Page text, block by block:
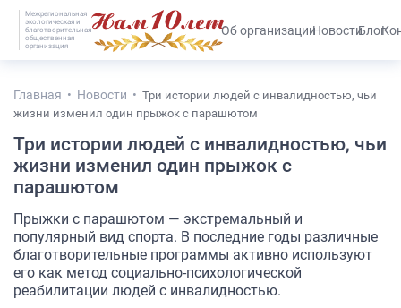
Межрегиональная
экологическая и
благотворительная
общественная
организация
#25536 (без названия)Об организацииНовостиБлог
Главная Новости
Три истории людей с инвалидностью, чьи
жизни изменил один прыжок с парашютом
Три истории людей с инвалидностью, чьи
жизни изменил один прыжок с
парашютом
Прыжки с парашютом — экстремальный и
популярный вид спорта. В последние годы различные
благотворительные программы активно используют
его как метод социально-психологической
реабилитации людей с инвалидностью.